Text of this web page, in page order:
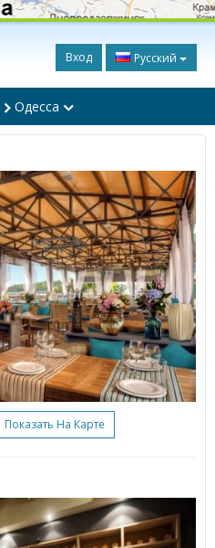
Вход Русский
Одесса
Показать На Карте